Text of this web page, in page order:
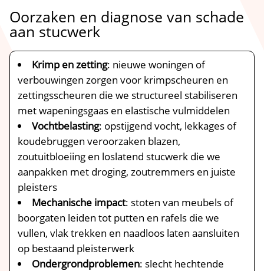
Oorzaken en diagnose van schade
aan stucwerk
Krimp en zetting: nieuwe woningen of
verbouwingen zorgen voor krimpscheuren en
zettingsscheuren die we structureel stabiliseren
met wapeningsgaas en elastische vulmiddelen
Vochtbelasting: opstijgend vocht, lekkages of
koudebruggen veroorzaken blazen,
zoutuitbloeiing en loslatend stucwerk die we
aanpakken met droging, zoutremmers en juiste
pleisters
Mechanische impact: stoten van meubels of
boorgaten leiden tot putten en rafels die we
vullen, vlak trekken en naadloos laten aansluiten
op bestaand pleisterwerk
Ondergrondproblemen: slecht hechtende